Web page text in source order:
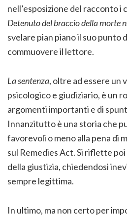
nell’esposizione del racconto i
Detenuto del braccio della morte
svelare pian piano il suo punto
commuovere il lettore.
La sentenza, oltre ad essere un
psicologico e giudiziario, è un
argomenti importanti e di
Innanzitutto è una storia che
favorevoli o meno alla pena di
sul Remedies Act. Si riflette
della giustizia, chiedendosi
sempre legittima.
In ultimo, ma non certo per